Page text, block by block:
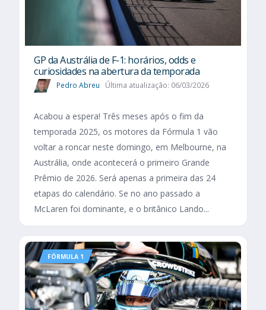
GP da Austrália de F-1: horários, odds e
curiosidades na abertura da temporada
Pedro Abreu Última atualização: 06/03/2026
Acabou a espera! Três meses após o fim da
temporada 2025, os motores da Fórmula 1 vão
voltar a roncar neste domingo, em Melbourne, na
Austrália, onde acontecerá o primeiro Grande
Prêmio de 2026. Será apenas a primeira das 24
etapas do calendário. Se no ano passado a
McLaren foi dominante, e o britânico Lando...
FÓRMULA 1